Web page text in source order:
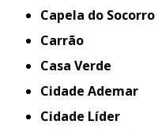
Capela do
Carrão
Casa Verde
Cidade Ademar
Cidade Líder